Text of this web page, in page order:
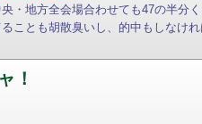
・地方全会場合わせても47の半分
ことも胡散臭いし、的中もしなけ
！